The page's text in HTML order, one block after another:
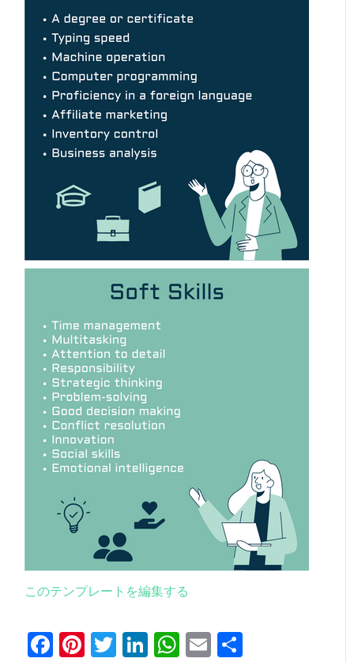
このテンプレートを編集する
Facebook
Pinterest
Twitter
LinkedIn
WhatsApp
Email